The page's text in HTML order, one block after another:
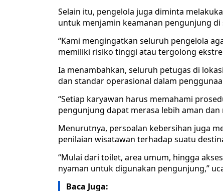
Selain itu, pengelola juga diminta
untuk menjamin keamanan pengunjung di
“Kami mengingatkan seluruh pengelola
memiliki risiko tinggi atau tergolong
Ia menambahkan, seluruh petugas di
dan standar operasional dalam
“Setiap karyawan harus memahami
pengunjung dapat merasa lebih aman dan
Menurutnya, persoalan kebersihan juga
penilaian wisatawan terhadap suatu
“Mulai dari toilet, area umum, hingga
nyaman untuk digunakan pengunjung,”
Baca Juga: